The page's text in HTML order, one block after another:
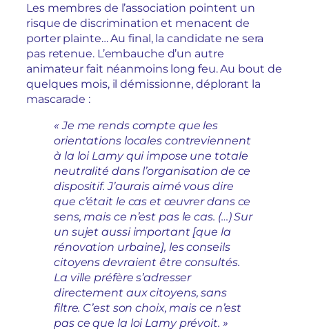
Les membres de l’association pointent un
risque de discrimination et menacent de
porter plainte… Au final, la candidate ne sera
pas retenue. L’embauche d’un autre
animateur fait néanmoins long feu. Au bout de
quelques mois, il démissionne, déplorant la
mascarade :
« Je me rends compte que les
orientations locales contreviennent
à la loi Lamy qui impose une totale
neutralité dans l’organisation de ce
dispositif. J’aurais aimé vous dire
que c’était le cas et œuvrer dans ce
sens, mais ce n’est pas le cas. (…) Sur
un sujet aussi important [que la
rénovation urbaine], les conseils
citoyens devraient être consultés.
La ville préfère s’adresser
directement aux citoyens, sans
filtre. C’est son choix, mais ce n’est
pas ce que la loi Lamy prévoit. »